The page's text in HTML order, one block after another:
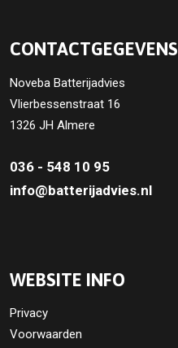
CONTACTGEGEVENS
Noveba Batterijadvies
Vlierbessenstraat 16
1326 JH Almere
036 - 548 10 95
info@batterijadvies.nl
WEBSITE INFO
Privacy
Voorwaarden